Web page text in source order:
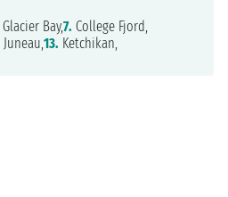
Glacier Bay,7. College Fjord,
Juneau,13. Ketchikan,